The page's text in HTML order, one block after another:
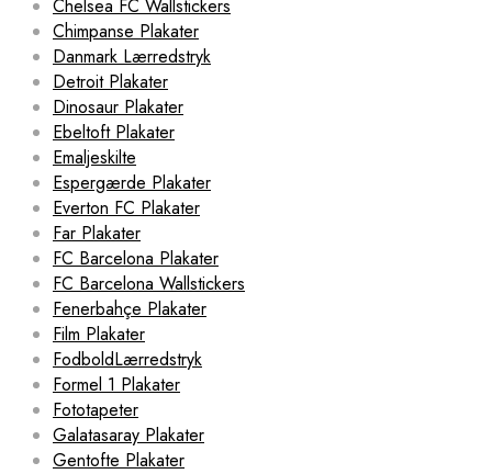
Chelsea FC Wallstickers
Chimpanse Plakater
Danmark Lærredstryk
Detroit Plakater
Dinosaur Plakater
Ebeltoft Plakater
Emaljeskilte
Espergærde Plakater
Everton FC Plakater
Far Plakater
FC Barcelona Plakater
FC Barcelona Wallstickers
Fenerbahçe Plakater
Film Plakater
FodboldLærredstryk
Formel 1 Plakater
Fototapeter
Galatasaray Plakater
Gentofte Plakater